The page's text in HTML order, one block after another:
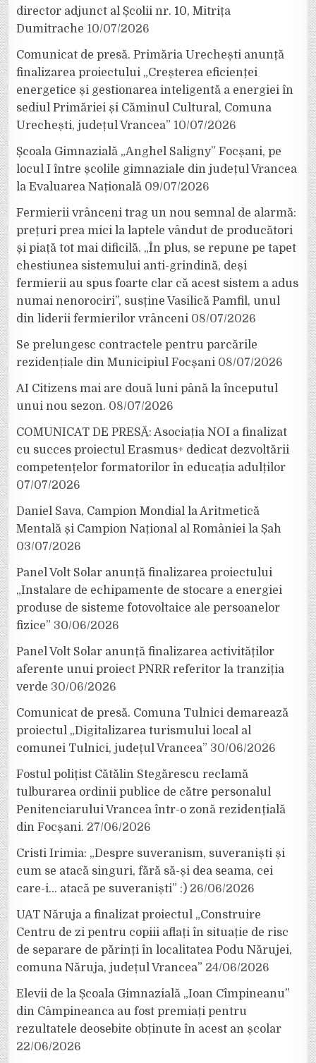
director adjunct al Școlii nr. 10, Mitrița
Dumitrache 10/07/2026
Comunicat de presă. Primăria Urechești anunță
finalizarea proiectului „Creșterea eficienței
energetice și gestionarea inteligentă a energiei în
sediul Primăriei și Căminul Cultural, Comuna
Urechești, județul Vrancea” 10/07/2026
Școala Gimnazială „Anghel Saligny” Focșani, pe
locul I între școlile gimnaziale din județul Vrancea
la Evaluarea Națională 09/07/2026
Fermierii vrânceni trag un nou semnal de alarmă:
prețuri prea mici la laptele vândut de producători
și piață tot mai dificilă. „În plus, se repune pe tapet
chestiunea sistemului anti-grindină, deși
fermierii au spus foarte clar că acest sistem a adus
numai nenorociri”, susține Vasilică Pamfil, unul
din liderii fermierilor vrânceni 08/07/2026
Se prelungesc contractele pentru parcările
rezidențiale din Municipiul Focșani 08/07/2026
AI Citizens mai are două luni până la începutul
unui nou sezon. 08/07/2026
COMUNICAT DE PRESĂ: Asociația NOI a finalizat
cu succes proiectul Erasmus+ dedicat dezvoltării
competențelor formatorilor în educația adulților
07/07/2026
Daniel Sava, Campion Mondial la Aritmetică
Mentală și Campion Național al României la Șah
03/07/2026
Panel Volt Solar anunță finalizarea proiectului
„Instalare de echipamente de stocare a energiei
produse de sisteme fotovoltaice ale persoanelor
fizice” 30/06/2026
Panel Volt Solar anunță finalizarea activităților
aferente unui proiect PNRR referitor la tranziția
verde 30/06/2026
Comunicat de presă. Comuna Tulnici demarează
proiectul „Digitalizarea turismului local al
comunei Tulnici, județul Vrancea” 30/06/2026
Fostul polițist Cătălin Stegărescu reclamă
tulburarea ordinii publice de către personalul
Penitenciarului Vrancea într-o zonă rezidențială
din Focșani. 27/06/2026
Cristi Irimia: „Despre suveranism, suveraniști și
cum se atacă singuri, fără să-și dea seama, cei
care-i… atacă pe suveraniști” :) 26/06/2026
UAT Năruja a finalizat proiectul „Construire
Centru de zi pentru copiii aflați în situație de risc
de separare de părinți în localitatea Podu Nărujei,
comuna Năruja, județul Vrancea” 24/06/2026
Elevii de la Școala Gimnazială „Ioan Cîmpineanu”
din Câmpineanca au fost premiați pentru
rezultatele deosebite obținute în acest an școlar
22/06/2026